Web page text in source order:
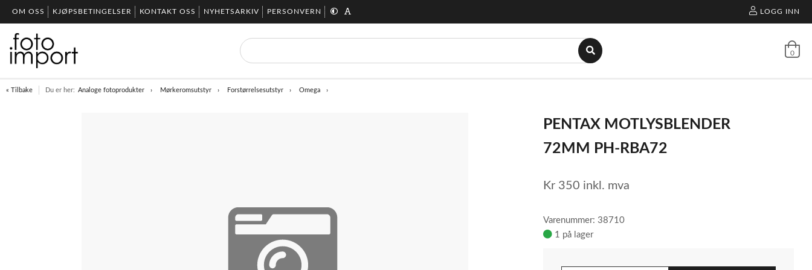
OM OSS KJØPSBETINGELSER KONTAKT OSS NYHETSARKIV PERSONVERN LOGG INN
0
« Tilbake Du er her: Analoge fotoprodukter Mørkeromsutstyr Forstørrelsesutstyr Omega
PENTAX MOTLYSBLENDER
72MM PH-RBA72
Kr 350 inkl. mva
Varenummer: 38710
1 på lager